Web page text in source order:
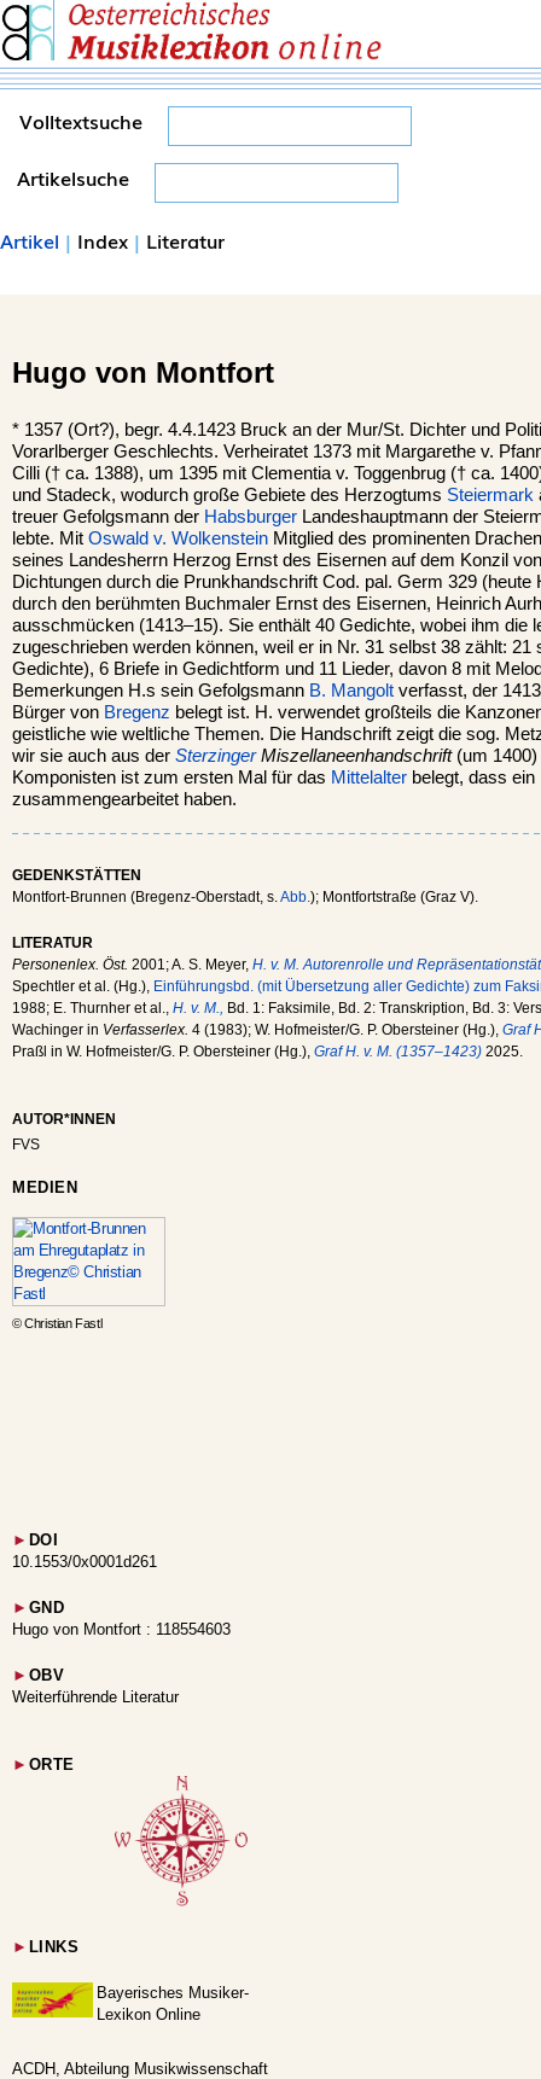
Volltextsuche
Artikelsuche
Artikel | Index | Literatur
Hugo von Montfort
* 1357 (Ort?), begr. 4.4.1423 Bruck an der Mur/St. Dichter und
Vorarlberger Geschlechts. Verheiratet 1373 mit Margarethe v.
Cilli († ca. 1388), um 1395 mit Clementia v. Toggenbrug († ca.
und Stadeck, wodurch große Gebiete des Herzogtums Steiermark
treuer Gefolgsmann der Habsburger Landeshauptmann der
lebte. Mit Oswald v. Wolkenstein Mitglied des prominenten
seines Landesherrn Herzog Ernst des Eisernen auf dem Konzil
Dichtungen durch die Prunkhandschrift Cod. pal. Germ 329 (heute
durch den berühmten Buchmaler Ernst des Eisernen, Heinrich
ausschmücken (1413–15). Sie enthält 40 Gedichte, wobei ihm die
zugeschrieben werden können, weil er in Nr. 31 selbst 38 zählt: 21
Gedichte), 6 Briefe in Gedichtform und 11 Lieder, davon 8 mit
Bemerkungen H.s sein Gefolgsmann B. Mangolt verfasst, der
Bürger von Bregenz belegt ist. H. verwendet großteils die
geistliche wie weltliche Themen. Die Handschrift zeigt die sog.
wir sie auch aus der SterzingerMiszellaneenhandschrift(um 1400)
Komponisten ist zum ersten Mal für das Mittelalter belegt, dass
zusammengearbeitet haben.
GEDENKSTÄTTEN
Montfort-Brunnen (Bregenz-Oberstadt, s.Abb.); Montfortstraße (Graz V).
LITERATUR
Personenlex. Öst. 2001; A. S. Meyer, H. v. M. Autorenrolle und
Spechtler et al. (Hg.), Einführungsbd. (mit Übersetzung aller Gedichte) zum
1988; E. Thurnher et al., H. v. M., Bd. 1: Faksimile, Bd. 2: Transkription, Bd. 3:
Wachinger in Verfasserlex. 4 (1983); W. Hofmeister/G. P. Obersteiner (Hg.), Graf
Praßl in W. Hofmeister/G. P. Obersteiner (Hg.), Graf H. v. M. (1357–1423) 2025.
AUTOR*INNEN
FVS
MEDIEN
© Christian Fastl
► DOI
10.1553/0x0001d261
► GND
Hugo von Montfort : 118554603
► OBV
Weiterführende Literatur
► ORTE
► LINKS
Bayerisches Musiker-
Lexikon Online
ACDH, Abteilung Musikwissenschaft